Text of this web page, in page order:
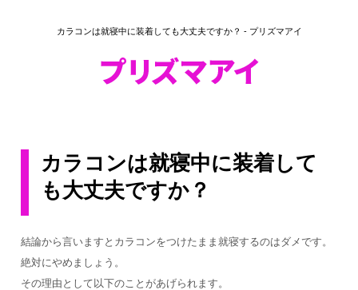
カラコンは就寝中に装着しても大丈夫ですか？ - プリズマアイ
カラコンは就寝中に装着して
も大丈夫ですか？
結論から言いますとカラコンをつけたまま就寝するのはダメです。
絶対にやめましょう。
その理由として以下のことがあげられます。